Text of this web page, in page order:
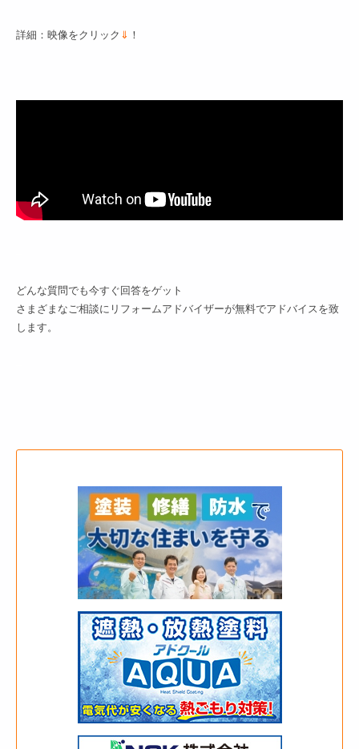
詳細：映像をクリック ⇓ ！
どんな質問でも今すぐ回答をゲット
さまざまなご相談にリフォームアドバイザーが無料でアドバイスを致
します。